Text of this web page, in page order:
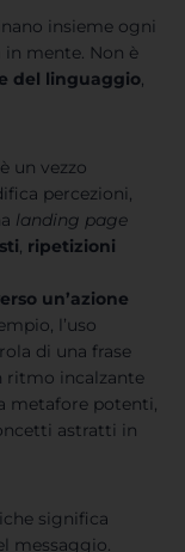
insieme ogni
mente. Non è
del linguaggio,
un vezzo
percezioni,
landing page
, ripetizioni
un’azione
l’uso
di una frase
ritmo incalzante
metafore potenti,
astratti in
significa
messaggio.